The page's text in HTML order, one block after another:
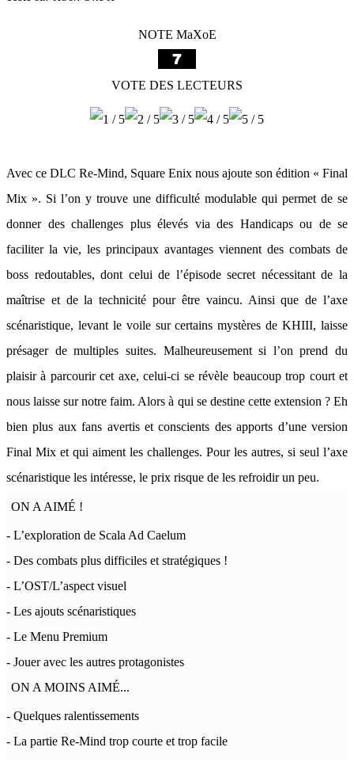
NOTE MaXoE
VOTE DES LECTEURS
Avec ce DLC Re-Mind, Square Enix nous ajoute son édition « Final
Mix ». Si l’on y trouve une difficulté modulable qui permet de se
donner des challenges plus élevés via des Handicaps ou de se
faciliter la vie, les principaux avantages viennent des combats de
boss redoutables, dont celui de l’épisode secret nécessitant de la
maîtrise et de la technicité pour être vaincu. Ainsi que de l’axe
scénaristique, levant le voile sur certains mystères de KHIII, laisse
présager de multiples suites. Malheureusement si l’on prend du
plaisir à parcourir cet axe, celui-ci se révèle beaucoup trop court et
nous laisse sur notre faim. Alors à qui se destine cette extension ? Eh
bien plus aux fans avertis et conscients des apports d’une version
Final Mix et qui aiment les challenges. Pour les autres, si seul l’axe
scénaristique les intéresse, le prix risque de les refroidir un peu.
ON A AIMÉ !
- L’exploration de Scala Ad Caelum
- Des combats plus difficiles et stratégiques !
- L’OST/L’aspect visuel
- Les ajouts scénaristiques
- Le Menu Premium
- Jouer avec les autres protagonistes
ON A MOINS AIMÉ...
- Quelques ralentissements
- La partie Re-Mind trop courte et trop facile